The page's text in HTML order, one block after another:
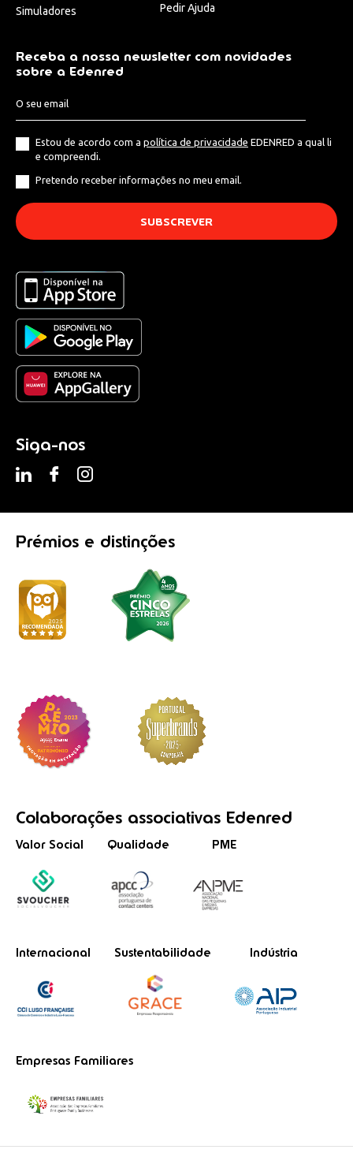
Simuladores Pedir Ajuda
Receba a nossa newsletter com novidades
sobre a Edenred
Estou de acordo com a política de privacidade EDENRED a qual li
e compreendi.
Pretendo receber informações no meu email.
Siga-nos
Prémios e distinções
Colaborações associativas Edenred
Valor Social Qualidade PME
Internacional Sustentabilidade Indústria
Empresas Familiares